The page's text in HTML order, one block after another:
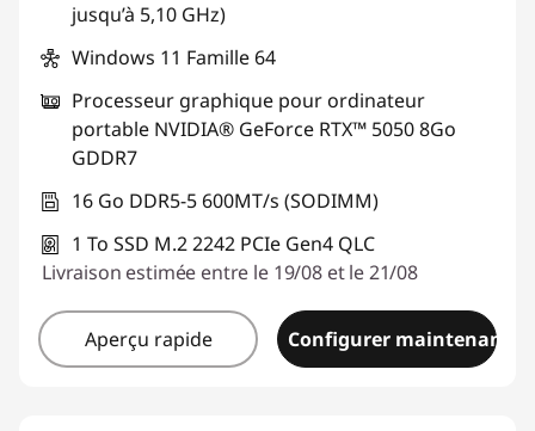
jusqu’à 5,10 GHz)
Windows 11 Famille 64
Processeur graphique pour ordinateur
portable NVIDIA® GeForce RTX™ 5050 8Go
GDDR7
16 Go DDR5-5 600MT/s (SODIMM)
1 To SSD M.2 2242 PCIe Gen4 QLC
Livraison estimée entre le 19/08 et le 21/08
Aperçu rapide Configurer maintenant